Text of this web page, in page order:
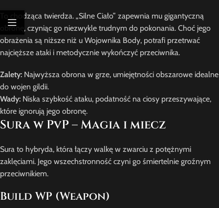
To chodząca twierdza. „Silne Ciało” zapewnia mu gigantyczną
obronę, czyniąc go niezwykle trudnym do pokonania. Choć jego
obrażenia są niższe niż u Wojownika Body, potrafi przetrwać
najcięższe ataki i metodycznie wykończyć przeciwnika.
Zalety: Najwyższa obrona w grze, umiejętności obszarowe idealne
do wojen gildii.
Wady: Niska szybkość ataku, podatność na ciosy przeszywające,
które ignorują jego obronę.
Sura w PvP – Magia i miecz
Sura to hybryda, która łączy walkę w zwarciu z potężnymi
zaklęciami. Jego wszechstronność czyni go śmiertelnie groźnym
przeciwnikiem.
Build WP (Weapon)